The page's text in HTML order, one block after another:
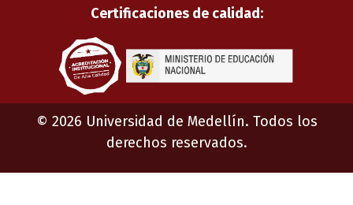
Certificaciones de calidad:
© 2026 Universidad de Medellín. Todos los
derechos reservados.